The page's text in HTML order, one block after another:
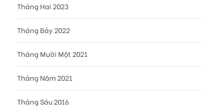
Tháng Hai 2023
Tháng Bảy 2022
Tháng Mười Một 2021
Tháng Năm 2021
Tháng Sáu 2016